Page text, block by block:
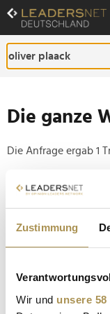
Zustimmung
Wir und unsere
Zum
Inhalt
Zur
Fußzeilen-
Navigation
Die ganze
Die Anfrage ergab 1
Tipp
Setzen Sie die
Privatbank stellt
auf